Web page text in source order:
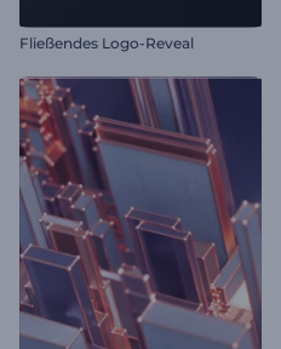
Fließendes Logo-Reveal